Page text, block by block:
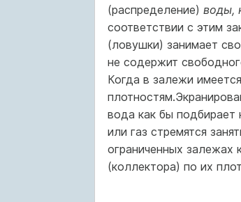
(распределение) воды,
соответствии с этим
(ловушки) занимает
не содержит
Когда в залежи
вода как бы подбирает
или газ стремятся
ограниченных залежах
(коллектора) по их